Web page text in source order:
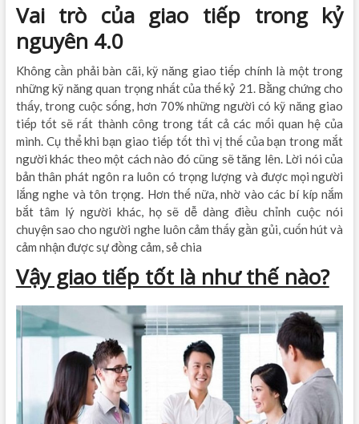
Vai trò của giao tiếp trong kỷ
nguyên 4.0
Không cần phải bàn cãi, kỹ năng giao tiếp chính là một trong
những kỹ năng quan trọng nhất của thế kỷ 21. Bằng chứng cho
thấy, trong cuộc sống, hơn 70% những người có kỹ năng giao
tiếp tốt sẽ rất thành công trong tất cả các mối quan hệ của
mình. Cụ thể khi bạn giao tiếp tốt thì vị thế của bạn trong mắt
người khác theo một cách nào đó cũng sẽ tăng lên. Lời nói của
bản thân phát ngôn ra luôn có trọng lượng và được mọi người
lắng nghe và tôn trọng. Hơn thế nữa, nhờ vào các bí kíp nắm
bắt tâm lý người khác, họ sẽ dễ dàng điều chỉnh cuộc nói
chuyện sao cho người nghe luôn cảm thấy gần gủi, cuốn hút và
cảm nhận được sự đồng cảm, sẻ chia
Vậy giao tiếp tốt là như thế nào?